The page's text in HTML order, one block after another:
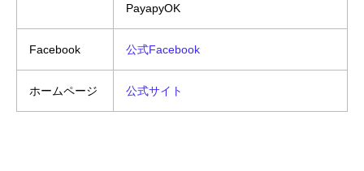
PayapyOK
Facebook 公式Facebook
ホームページ 公式サイト